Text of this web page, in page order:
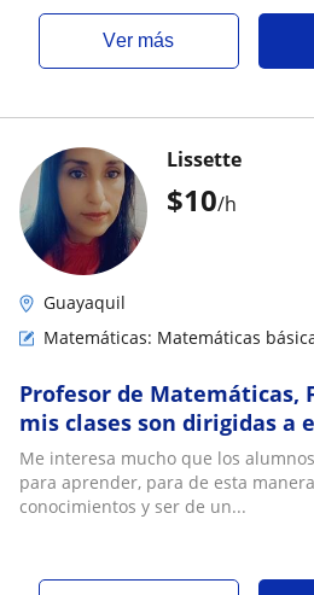
ver más
$10/h
Lissette
Guayaquil
Matemáticas: Matemáticas
Profesor de Matemáticas,
mis clases son dirigidas a
educación básica,
Me interesa mucho que los
para aprender, para de esta
conocimientos y ser de un...